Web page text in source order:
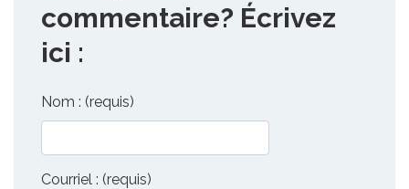
commentaire? Écrivez
ici :
Nom : (requis)
Courriel : (requis)